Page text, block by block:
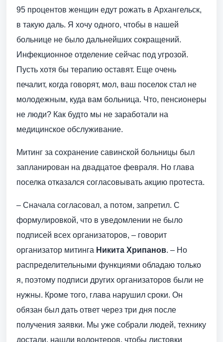
95 процентов женщин едут рожать в Архангельск,
в такую даль. Я хочу одного, чтобы в нашей
больнице не было дальнейших сокращений.
Инфекционное отделение сейчас под угрозой.
Пусть хотя бы терапию оставят. Еще очень
печалит, когда говорят, мол, ваш поселок стал не
молодежным, куда вам больница. Что, пенсионеры
не люди? Как будто мы не заработали на
медицинское обслуживание.
Митинг за сохранение савинской больницы был
запланирован на двадцатое февраля. Но глава
поселка отказался согласовывать акцию протеста.
– Сначала согласовал, а потом, запретил. С
формулировкой, что в уведомлении не было
подписей всех организаторов, – говорит
организатор митинга Никита Хрипанов. – Но
распределительными функциями обладаю только
я, поэтому подписи других организаторов были не
нужны. Кроме того, глава нарушил сроки. Он
обязан был дать ответ через три дня после
получения заявки. Мы уже собрали людей, технику
достали, нашли волонтеров, чтобы листовки